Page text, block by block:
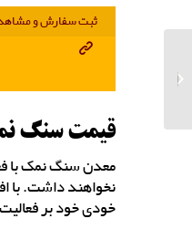
ثبت سفارش و
قیمت سنگ نمک
معدن سنگ نمک با
خودی خود بر
سنگ نمک کروی